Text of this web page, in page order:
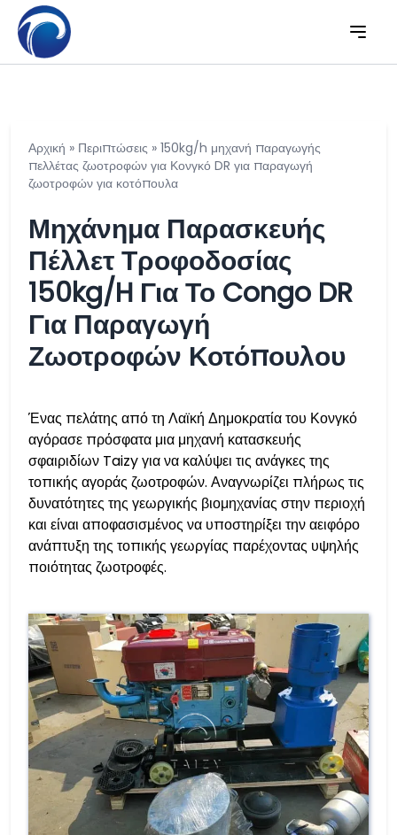
Αρχική » Περιπτώσεις » 150kg/h μηχανή παραγωγής
πελλέτας ζωοτροφών για Κονγκό DR για παραγωγή
ζωοτροφών για κοτόπουλα
Μηχάνημα Παρασκευής
Πέλλετ Τροφοδοσίας
150kg/h Για Το Congo DR
Για Παραγωγή
Ζωοτροφών Κοτόπουλου
Ένας πελάτης από τη Λαϊκή Δημοκρατία του Κονγκό
αγόρασε πρόσφατα μια μηχανή κατασκευής
σφαιριδίων Taizy για να καλύψει τις ανάγκες της
τοπικής αγοράς ζωοτροφών. Αναγνωρίζει πλήρως τις
δυνατότητες της γεωργικής βιομηχανίας στην περιοχή
και είναι αποφασισμένος να υποστηρίξει την αειφόρο
ανάπτυξη της τοπικής γεωργίας παρέχοντας υψηλής
ποιότητας ζωοτροφές.